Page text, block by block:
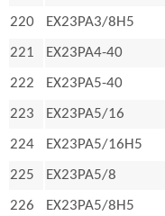
220
EX23PA3/8H5
221
EX23PA4-40
222
EX23PA5-40
223
EX23PA5/16
224
EX23PA5/16H5
225
EX23PA5/8
226
EX23PA5/8H5